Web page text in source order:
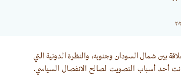
كردفاني، هو العلاقة بين شمال السودان وجنوبه، والنظرة الدونية التي
أحد أسباب التصويت لصالح الانفصال السياسي.